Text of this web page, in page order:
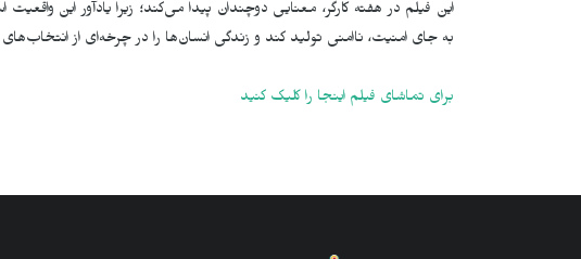
این فیلم در هفته کارگر، معنایی دوچندان پیدا می‌کند؛ زیرا یادآور این واقعیت
به جای امنیت، ناامنی تولید کند و زندگی انسان‌ها را در چرخه‌ای از انتخاب‌های
برای تماشای فیلم اینجا را کلیک کنید